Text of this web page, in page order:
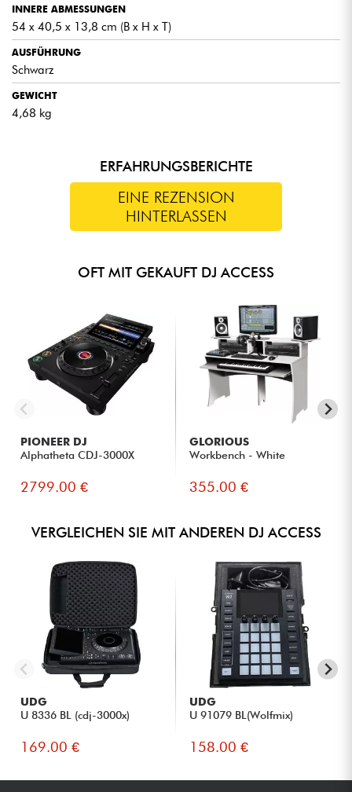
INNERE ABMESSUNGEN
54 x 40,5 x 13,8 cm (B x H x T)
AUSFÜHRUNG
Schwarz
GEWICHT
4,68 kg
ERFAHRUNGSBERICHTE
EINE REZENSION
HINTERLASSEN
OFT MIT GEKAUFT DJ ACCESS
PIONEER DJ
Alphatheta CDJ-3000X
2799.00 €
GLORIOUS
Workbench - White
355.00 €
VERGLEICHEN SIE MIT ANDEREN DJ ACCESS
UDG
U 8336 BL (cdj-3000x)
169.00 €
UDG
U 91079 BL(Wolfmix)
158.00 €